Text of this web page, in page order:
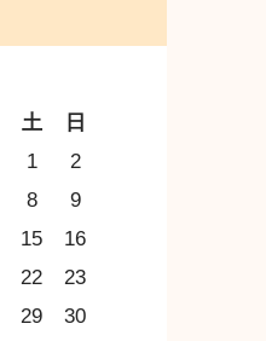
土
日
1
2
8
9
15
16
22
23
29
30